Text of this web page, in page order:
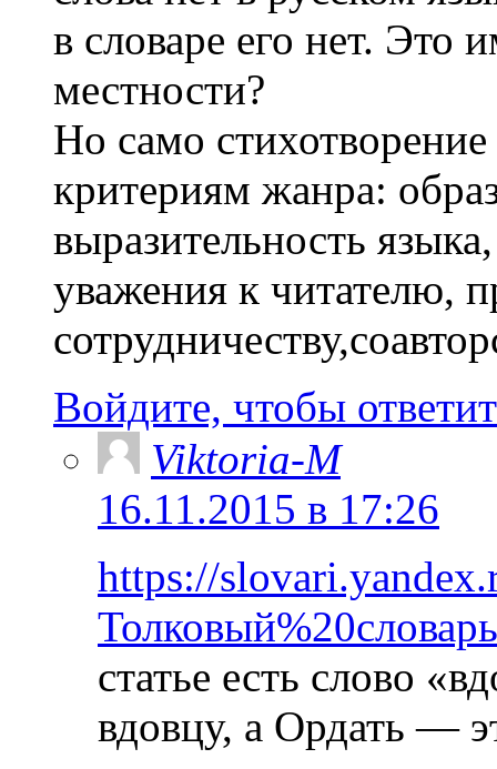
в словаре его нет. Это
местности?
Но само
критериям жанра:
выразительность
уважения к читателю,
Войдите, чтобы
Viktoria-M
16.11.2015 в 17:26
https://
статье есть слово
вдовцу, а Ордать —